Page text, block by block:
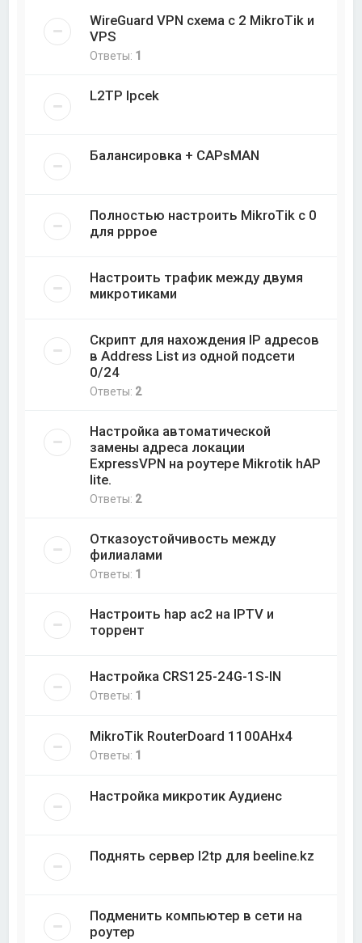
WireGuard VPN схема с 2 MikroTik и
VPS
Ответы: 1
L2TP Ipcek
Балансировка + CAPsMAN
Полностью настроить MikroTik с 0
для pppoe
Настроить трафик между двумя
микротиками
Скрипт для нахождения IP адресов
в Address List из одной подсети
0/24
Ответы: 2
Настройка автоматической
замены адреса локации
ExpressVPN на роутере Mikrotik hAP
lite.
Ответы: 2
Отказоустойчивость между
филиалами
Ответы: 1
Настроить hap ac2 на IPTV и
торрент
Настройка CRS125-24G-1S-IN
Ответы: 1
MikroTik RouterDoard 1100AHx4
Ответы: 1
Настройка микротик Аудиенс
Поднять сервер l2tp для beeline.kz
Подменить компьютер в сети на
роутер